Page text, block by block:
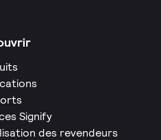
Signify
des revendeurs